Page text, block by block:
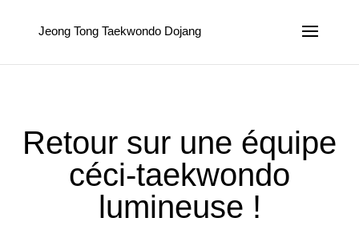
Jeong Tong Taekwondo Dojang
Retour sur une équipe
céci-taekwondo
lumineuse !